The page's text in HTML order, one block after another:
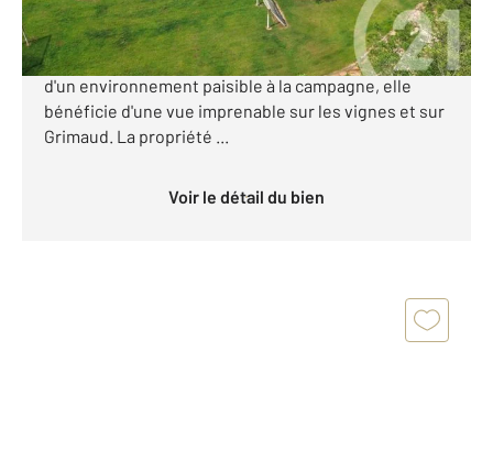
Cette maison de 250 m² offre un cadre exceptionnel
avec un terrain paysagé de 9900 m². Nichée au cœur
d'un environnement paisible à la campagne, elle
bénéficie d'une vue imprenable sur les vignes et sur
Grimaud. La propriété ...
Voir le détail du bien